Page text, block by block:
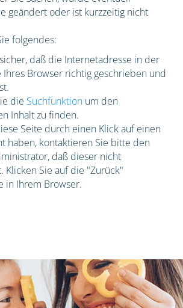
geändert oder ist kurzzeitig nicht
folgendes:
daß die Internetadresse in der
Ihres Browser richtig geschrieben und
die Suchfunktionum den
Inhalt zu finden.
Seite durch einen Klick auf einen
haben, kontaktieren Sie bitte den
daß dieser nicht
Klicken Sie auf die "Zurück"
in Ihrem Browser.